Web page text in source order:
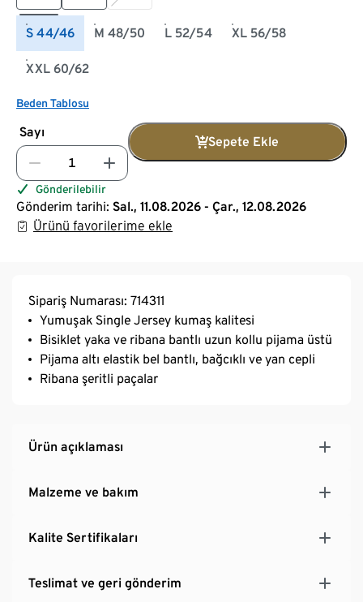
S 44/46 M 48/50 L 52/54 XL 56/58
XXL 60/62
Beden Tablosu
Sayı
Sepete Ekle
Gönderilebilir
Gönderim tarihi: Sal., 11.08.2026 - Çar., 12.08.2026
Ürünü favorilerime ekle
Sipariş Numarası: 714311
Yumuşak Single Jersey kumaş kalitesi
Bisiklet yaka ve ribana bantlı uzun kollu pijama üstü
Pijama altı elastik bel bantlı, bağcıklı ve yan cepli
Ribana şeritli paçalar
Ürün açıklaması
Malzeme ve bakım
Kalite Sertifikaları
Teslimat ve geri gönderim